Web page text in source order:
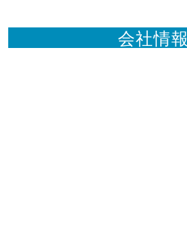
会社情報